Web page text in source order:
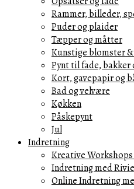
Rammer, billeder,
Puder og plaider
Tæpper og måtter
Kunstige blomster
Pynt til fade, bakker
Kort, gavepapir og
Bad og velvære
Køkken
Påskepynt
Jul
Indretning
Kreative
Indretning med
Online Indretning